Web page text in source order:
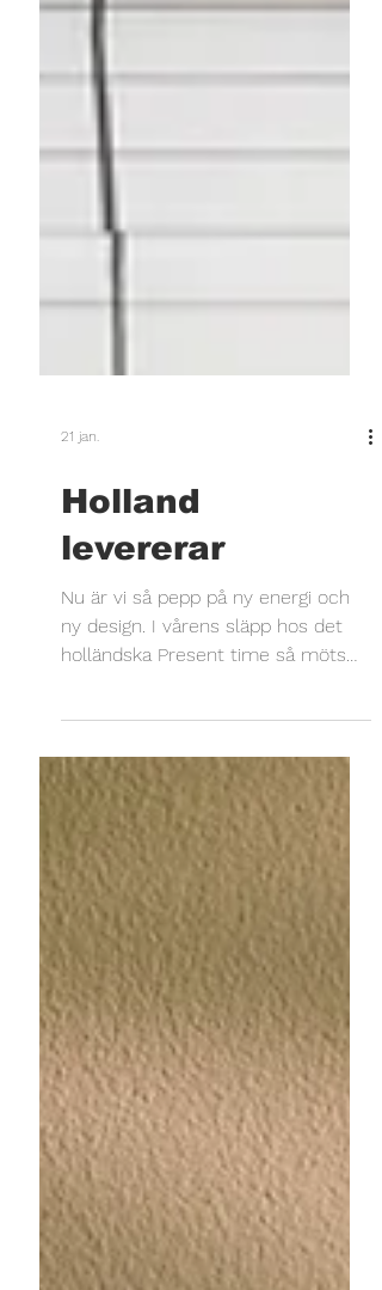
21 jan.
Holland
levererar
Nu är vi så pepp på ny energi och
holländska Present time så möts
kombination. Kollektionen 2025-
2026 – har över 300 st nyheter
som är mer än bara en samling
möbler och accessoarer.